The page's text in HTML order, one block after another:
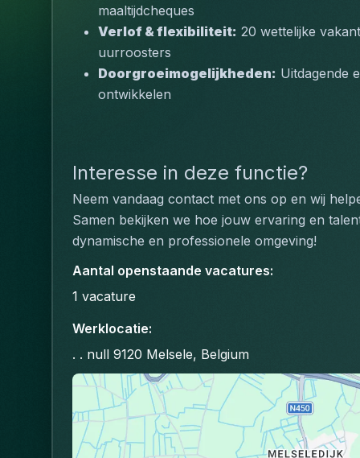
maaltijdcheques
Verlof & flexibiliteit: 20 wettelijke
uurroosters
Doorgroeimogelijkheden: Uitdagende
ontwikkelen
Interesse in deze functie?
Neem vandaag contact met ons op en wij
Samen bekijken we hoe jouw ervaring en
dynamische en professionele omgeving!
Aantal openstaande vacatures:
1 vacature
Werklocatie:
. . null 9120 Melsele, Belgium